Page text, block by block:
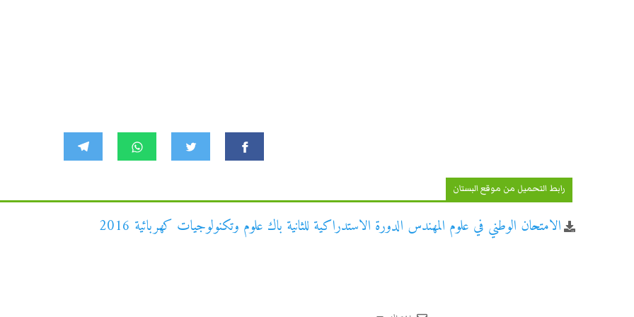
رابط التحميل من موقع البستان
الامتحان الوطني في علوم المهندس الدورة الاستدراكية للثانية باك علوم وتكنولوجيات كهربائية 2016